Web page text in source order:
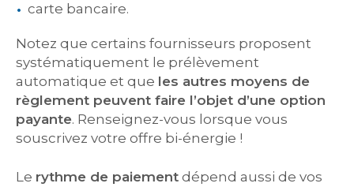
carte bancaire.
Notez que certains fournisseurs proposent
systématiquement le prélèvement
automatique et que les autres moyens de
règlement peuvent faire l’objet d’une option
payante. Renseignez-vous lorsque vous
souscrivez votre offre bi-énergie !
Le rythme de paiement dépend aussi de vos